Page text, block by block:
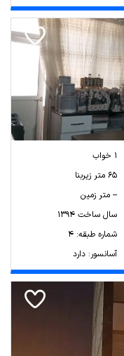
1 خواب
65 متر زیربنا
-- متر زمین
سال ساخت 1394
شماره طبقه: 4
آسانسور: دارد